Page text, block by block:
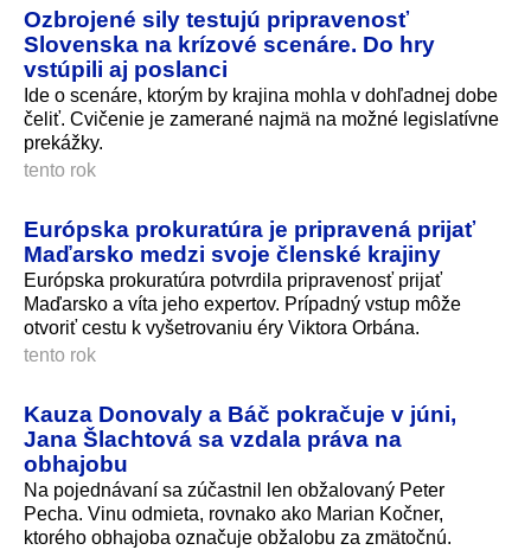
Ozbrojené sily testujú pripravenosť
Slovenska na krízové scenáre. Do hry
vstúpili aj poslanci
Ide o scenáre, ktorým by krajina mohla v dohľadnej dobe
čeliť. Cvičenie je zamerané najmä na možné legislatívne
prekážky.
tento rok
Európska prokuratúra je pripravená prijať
Maďarsko medzi svoje členské krajiny
Európska prokuratúra potvrdila pripravenosť prijať
Maďarsko a víta jeho expertov. Prípadný vstup môže
otvoriť cestu k vyšetrovaniu éry Viktora Orbána.
tento rok
Kauza Donovaly a Báč pokračuje v júni,
Jana Šlachtová sa vzdala práva na
obhajobu
Na pojednávaní sa zúčastnil len obžalovaný Peter
Pecha. Vinu odmieta, rovnako ako Marian Kočner,
ktorého obhajoba označuje obžalobu za zmätočnú.